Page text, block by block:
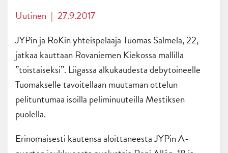
Uutinen | 27.9.2017
JYPin ja RoKin yhteispelaaja Tuomas Salmela, 22,
jatkaa kauttaan Rovaniemen Kiekossa mallilla
”toistaiseksi”. Liigassa alkukaudesta debytoineelle
Tuomakselle tavoitellaan muutaman ottelun
pelituntumaa isoilla peliminuuteilla Mestiksen
puolella.
Erinomaisesti kautensa aloittaneesta JYPin A-